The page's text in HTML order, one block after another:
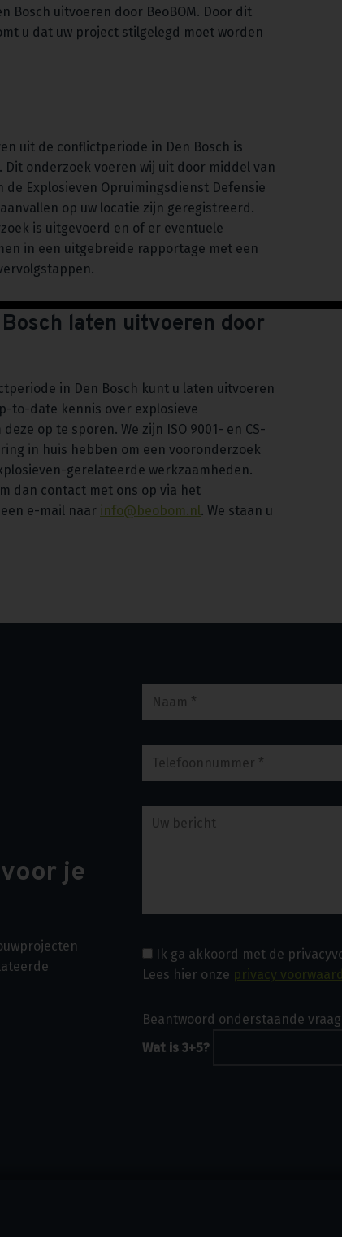
Bosch uitvoeren door BeoBOM. Door dit
u dat uw project stilgelegd moet worden
uit de conflictperiode in Den Bosch is
onderzoek voeren wij uit door middel van
Explosieven Opruimingsdienst Defensie
op uw locatie zijn geregistreerd.
is uitgevoerd en of er eventuele
in een uitgebreide rapportage met een
laten uitvoeren door
in Den Bosch kunt u laten uitvoeren
to-date kennis over explosieve
op te sporen. We zijn ISO 9001- en CS-
in huis hebben om een vooronderzoek
gerelateerde werkzaamheden.
dan contact met ons op via het
e-mail naar info@beobom.nl . We staan u
voor je
Ik ga akkoord met de
Lees hier onze privacy
Beantwoord onderstaande
Wat is 3+5?